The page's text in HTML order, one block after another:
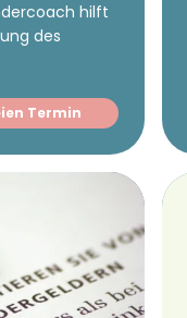
hilft
des
Termin